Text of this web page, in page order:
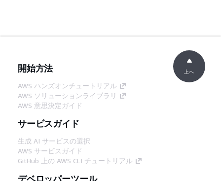
開始方法
AWS ハンズオンチュートリアル
AWS ソリューションライブラリ
AWS 意思決定ガイド
サービスガイド
生成 AI サービスの選択
AWS サービスガイド
GitHub 上の AWS CLI チュートリアル
デベロッパーツール
上へ